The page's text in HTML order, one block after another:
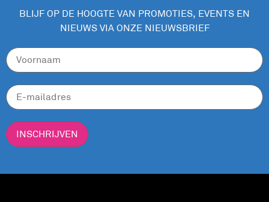
BLIJF OP DE HOOGTE VAN PROMOTIES, EVENTS EN
NIEUWS VIA ONZE NIEUWSBRIEF
INSCHRIJVEN